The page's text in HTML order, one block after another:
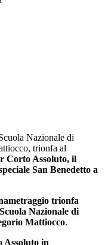
Nazionale di
trionfa al
Corto Assoluto, il
San Benedetto a
trionfa
Nazionale di
Mattiocco.
Assoluto in